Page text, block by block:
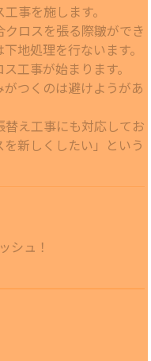
事を施します。
ロスを張る際皺ができ
地処理を行ないます。
工事が始まります。
つくのは避けようがあ
え工事にも対応してお
新しくしたい」という
シュ！